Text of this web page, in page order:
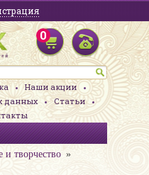
0
Наши акции
данных
Статьи
и творчество